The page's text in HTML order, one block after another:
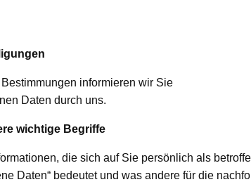
informieren wir Sie
Daten durch uns.
wichtige Begriffe
die sich auf Sie persönlich als
Daten“ bedeutet und was andere für die